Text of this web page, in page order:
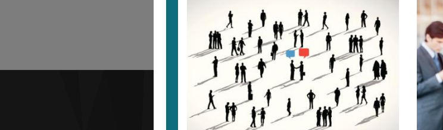
روابط هامة
باقات إنتج المميزة
خدمات إنتج
الأفلييت